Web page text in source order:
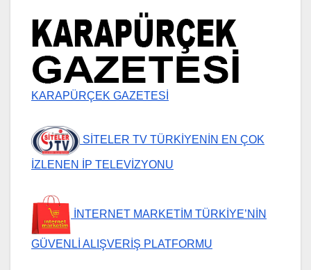
KARAPÜRÇEK GAZETESİ
SİTELER TV TÜRKİYENİN EN ÇOK
İZLENEN İP TELEVİZYONU
İNTERNET MARKETİM TÜRKİYE’NİN
GÜVENLİ ALIŞVERİŞ PLATFORMU